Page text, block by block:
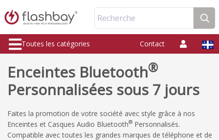
Recherche
Toutes les catégories Contact
Enceintes Bluetooth®
Personnalisées sous 7 jours
Faites la promotion de votre société avec style grâce à nos
Enceintes et Casques Audio Bluetooth® Personnalisés.
Compatible avec toutes les grandes marques de téléphone et de